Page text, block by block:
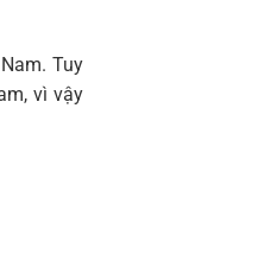
Tuy
vì vậy